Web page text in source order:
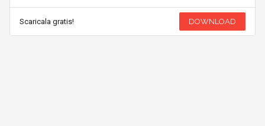
Scaricala gratis! DOWNLOAD